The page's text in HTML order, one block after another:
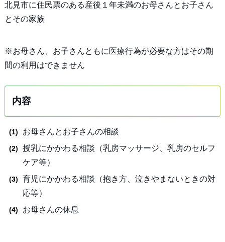
北見市に住民票のある産後１年未満のお母さんとお子さん
とその家族
※お母さん、お子さんともに医療行為が必要な方はその期
間の利用はできません
内容
お母さんとお子さんの相談
授乳にかかわる相談（乳房マッサージ、乳房のセルフ
ケア等）
育児にかかわる相談（抱き方、泣きやまないときの対
応等）
お母さんの休息